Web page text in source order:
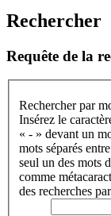
Rechercher
Requête de la
Rechercher par
Insérez le
« - » devant un
mots séparés
seul un des mots
comme
des recherches